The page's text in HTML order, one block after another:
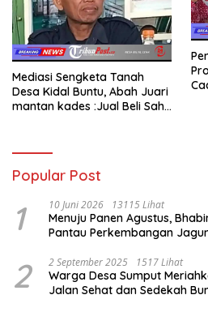
Mediasi Sengketa Tanah
Desa Kidal Buntu, Abah Juari
mantan kades :Jual Beli Sah,
Membatalkan Hak Warga.
Popular Post
1 10 Juni 2026 13115 Lihat
Menuju Panen Agustus,
Pantau Perkembangan
2 2 September 2025 1517 Lihat
Warga Desa Sumput
Jalan Sehat dan Sedekah